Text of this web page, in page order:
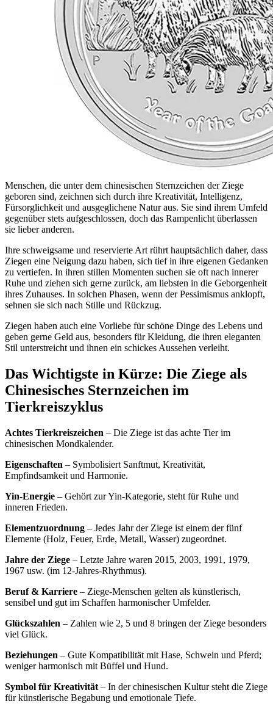
Menschen, die unter dem chinesischen Sternzeichen der Ziege
geboren sind, zeichnen sich durch ihre Kreativität, Intelligenz,
Fürsorglichkeit und ausgeglichene Natur aus. Sie sind ihrem Umfeld
gegenüber stets aufgeschlossen, doch das Rampenlicht überlassen
sie lieber anderen.
Ihre schweigsame und reservierte Art rührt hauptsächlich daher, dass
Ziegen eine Neigung dazu haben, sich tief in ihre eigenen Gedanken
zu vertiefen. In ihren stillen Momenten suchen sie oft nach innerer
Ruhe und ziehen sich gerne zurück, am liebsten in die Geborgenheit
ihres Zuhauses. In solchen Phasen, wenn der Pessimismus anklopft,
sehnen sie sich nach Stille und Rückzug.
Ziegen haben auch eine Vorliebe für schöne Dinge des Lebens und
geben gerne Geld aus, besonders für Kleidung, die ihren eleganten
Stil unterstreicht und ihnen ein schickes Aussehen verleiht.
Das Wichtigste in Kürze: Die Ziege als
Chinesisches Sternzeichen im
Tierkreiszyklus
Achtes Tierkreiszeichen – Die Ziege ist das achte Tier im
chinesischen Mondkalender.
Eigenschaften – Symbolisiert Sanftmut, Kreativität,
Empfindsamkeit und Harmonie.
Yin-Energie – Gehört zur Yin-Kategorie, steht für Ruhe und
inneren Frieden.
Elementzuordnung – Jedes Jahr der Ziege ist einem der fünf
Elemente (Holz, Feuer, Erde, Metall, Wasser) zugeordnet.
Jahre der Ziege – Letzte Jahre waren 2015, 2003, 1991, 1979,
1967 usw. (im 12-Jahres-Rhythmus).
Beruf & Karriere – Ziege-Menschen gelten als künstlerisch,
sensibel und gut im Schaffen harmonischer Umfelder.
Glückszahlen – Zahlen wie 2, 5 und 8 bringen der Ziege besonders
viel Glück.
Beziehungen – Gute Kompatibilität mit Hase, Schwein und Pferd;
weniger harmonisch mit Büffel und Hund.
Symbol für Kreativität – In der chinesischen Kultur steht die Ziege
für künstlerische Begabung und emotionale Tiefe.